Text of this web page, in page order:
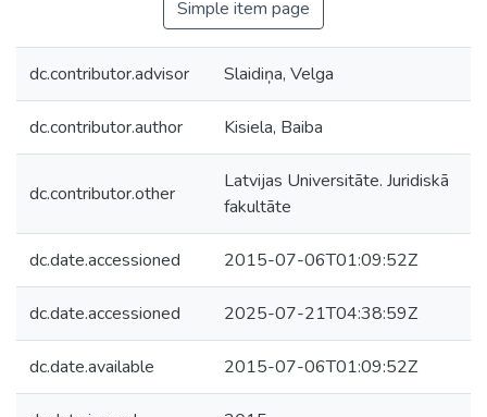
Simple item page
dc.contributor.advisor Slaidiņa, Velga
dc.contributor.author Kisiela, Baiba
dc.contributor.other
Latvijas Universitāte. Juridiskā
fakultāte
dc.date.accessioned 2015-07-06T01:09:52Z
dc.date.accessioned 2025-07-21T04:38:59Z
dc.date.available 2015-07-06T01:09:52Z